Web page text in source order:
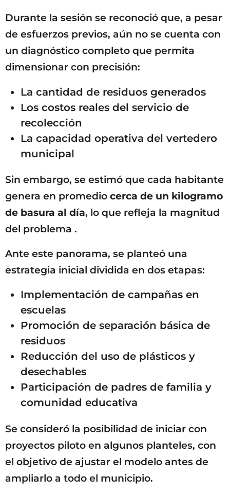
Durante la sesión se reconoció que, a pesar
de esfuerzos previos, aún no se cuenta con
un diagnóstico completo que permita
dimensionar con precisión:
La cantidad de residuos generados
Los costos reales del servicio de
recolección
La capacidad operativa del vertedero
municipal
Sin embargo, se estimó que cada habitante
genera en promedio cerca de un kilogramo
de basura al día, lo que refleja la magnitud
del problema .
Ante este panorama, se planteó una
estrategia inicial dividida en dos etapas:
Implementación de campañas en
escuelas
Promoción de separación básica de
residuos
Reducción del uso de plásticos y
desechables
Participación de padres de familia y
comunidad educativa
Se consideró la posibilidad de iniciar con
proyectos piloto en algunos planteles, con
el objetivo de ajustar el modelo antes de
ampliarlo a todo el municipio.